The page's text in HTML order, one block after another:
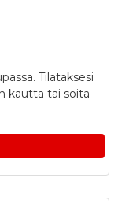
Tilataksesi
kautta tai soita